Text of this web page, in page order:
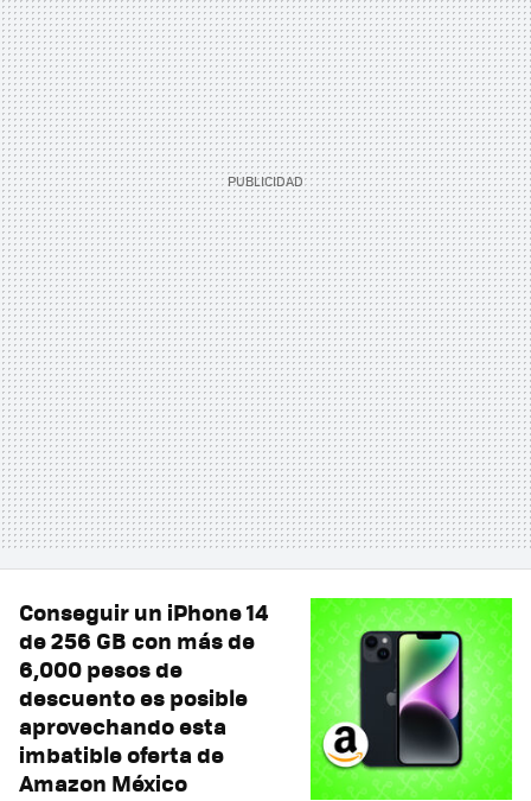
Conseguir un iPhone 14
de 256 GB con más de
6,000 pesos de
descuento es posible
aprovechando esta
imbatible oferta de
Amazon México